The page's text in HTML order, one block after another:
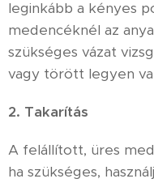
leginkább a kényes
medencéknél az
szükséges vázat
vagy törött legyen
2. Takarítás
A felállított, üres
ha szükséges,